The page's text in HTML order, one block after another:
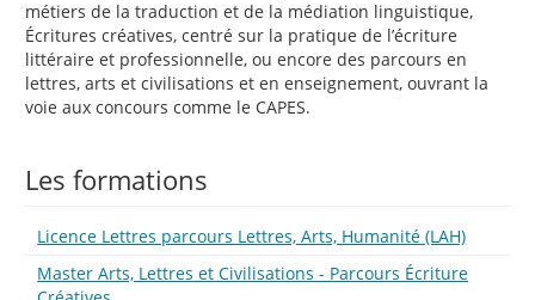
métiers de la traduction et de la médiation linguistique,
Écritures créatives, centré sur la pratique de l’écriture
littéraire et professionnelle, ou encore des parcours en
lettres, arts et civilisations et en enseignement, ouvrant la
voie aux concours comme le CAPES.
Les formations
Licence Lettres parcours Lettres, Arts, Humanité (LAH)
Master Arts, Lettres et Civilisations - Parcours Écriture